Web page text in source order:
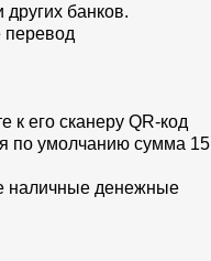
банков.
перевод
его сканеру QR-код
по умолчанию сумма 15
наличные денежные